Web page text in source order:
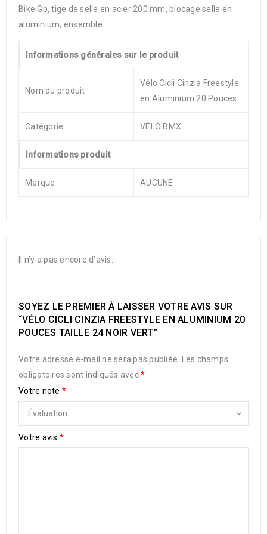
Bike Gp, tige de selle en acier 200 mm, blocage selle en
aluminium, ensemble
Informations générales sur le produit
Nom du produit
Vélo Cicli Cinzia Freestyle
en Aluminium 20 Pouces
Catégorie VÉLO BMX
Informations produit
Marque AUCUNE
Il n’y a pas encore d’avis.
SOYEZ LE PREMIER À LAISSER VOTRE AVIS SUR
“VÉLO CICLI CINZIA FREESTYLE EN ALUMINIUM 20
POUCES TAILLE 24 NOIR VERT”
Votre adresse e-mail ne sera pas publiée.
Les champs
obligatoires sont indiqués avec*
Votre note *
Votre avis *